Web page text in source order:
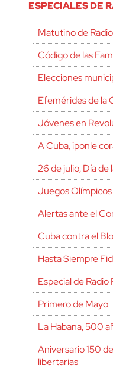
ESPECIALES DE
Matutino de
Código de las
Elecciones
Efemérides de la
Jóvenes en
A Cuba, ¡ponle
26 de julio, Día de
Juegos
Alertas ante el
Cuba contra el
Hasta Siempre
Especial de
Primero de Mayo
La Habana, 500
Aniversario 150
libertarias